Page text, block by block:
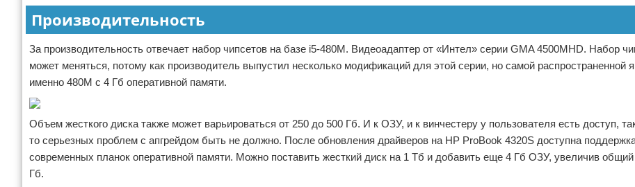
Производительность
За производительность отвечает набор чипсетов на базе i5-480M. Видеоадаптер от «Интел» серии GMA 4500MHD. Набор
может меняться, потому как производитель выпустил несколько модификаций для этой серии, но самой распространенной
именно 480М с 4 Гб оперативной памяти.
Объем жесткого диска также может варьироваться от 250 до 500 Гб. И к ОЗУ, и к винчестеру у пользователя есть доступ,
то серьезных проблем с апгрейдом быть не должно. После обновления драйверов на HP ProBook 4320S доступна
современных планок оперативной памяти. Можно поставить жесткий диск на 1 Тб и добавить еще 4 Гб ОЗУ, увеличив
Гб.